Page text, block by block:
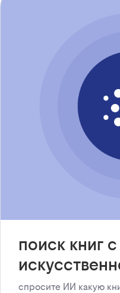
поиск книг
спросите ИИ какую